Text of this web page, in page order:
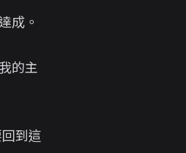
成。
的主
到這